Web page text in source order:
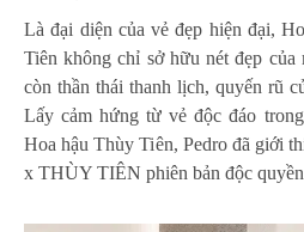
Là đại diện của vẻ đẹp hiện đại,
Tiên không chỉ sở hữu nét đẹp của
còn thần thái thanh lịch, quyến rũ
Lấy cảm hứng từ vẻ độc đáo
Hoa hậu Thùy Tiên, Pedro đã giới
x THÙY TIÊN phiên bản độc